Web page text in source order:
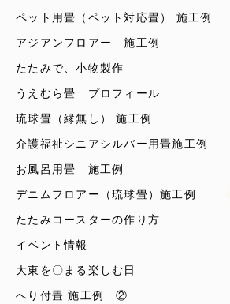
ペット用畳（ペット対応畳） 施工例
アジアンフロアー 施工例
たたみで、小物製作
うえむら畳 プロフィール
琉球畳（縁無し） 施工例
介護福祉シニアシルバー用畳施工例
お風呂用畳 施工例
デニムフロアー（琉球畳）施工例
たたみコースターの作り方
イベント情報
大東を〇まる楽しむ日
へり付畳 施工例 ②